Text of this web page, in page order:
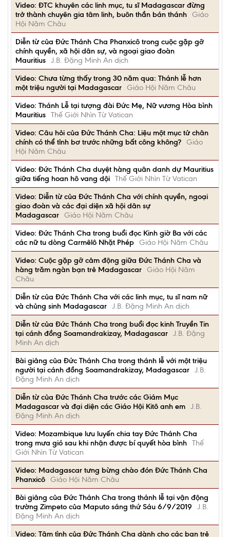
Video: ĐTC khuyên các linh mục, tu sĩ Madagascar đừng
trở thành chuyên gia tâm linh, buôn thần bán thánh Giáo
Hội Năm Châu
Diễn từ của Đức Thánh Cha Phanxicô trong cuộc gặp gỡ
chính quyền, xã hội dân sự, và ngoại giao đoàn
Mauritius J.B. Đặng Minh An dịch
Video: Chưa từng thấy trong 30 năm qua: Thánh lễ hơn
một triệu người tại Madagascar Giáo Hội Năm Châu
Video: Thánh Lễ tại tượng đài Đức Mẹ, Nữ vương Hòa bình
Mauritius Thế Giới Nhìn Từ Vatican
Video: Câu hỏi của Đức Thánh Cha: Liệu một mục tử chân
chính có thể tỉnh bơ trước những bất công không? Giáo
Hội Năm Châu
Video: Đức Thánh Cha duyệt hàng quân danh dự Mauritius
giữa tiếng hoan hô vang dội Thế Giới Nhìn Từ Vatican
Video: Diễn từ của Đức Thánh Cha với chính quyền, ngoại
giao đoàn và các đại diện xã hội dân sự
Madagascar Giáo Hội Năm Châu
Video: Đức Thánh Cha trong buổi đọc Kinh giờ Ba với các
các nữ tu dòng Carmêlô Nhặt Phép Giáo Hội Năm Châu
Video: Cuộc gặp gỡ cảm động giữa Đức Thánh Cha và
hàng trăm ngàn bạn trẻ Madagascar Giáo Hội Năm
Châu
Diễn từ của Đức Thánh Cha với các linh mục, tu sĩ nam nữ
và chủng sinh Madagascar J.B. Đặng Minh An dịch
Diễn từ của Đức Thánh Cha trong buổi đọc kinh Truyền Tin
tại cánh đồng Soamandrakizay, Madagascar J.B. Đặng
Minh An dịch
Bài giảng của Đức Thánh Cha trong thánh lễ với một triệu
người tại cánh đồng Soamandrakizay, Madagascar J.B.
Đặng Minh An dịch
Diễn từ của Đức Thánh Cha trước các Giám Mục
Madagascar và đại diện các Giáo Hội Kitô anh em J.B.
Đặng Minh An dịch
Video: Mozambique lưu luyến chia tay Đức Thánh Cha
trong mưa gió sau khi nhận được bí quyết hòa bình Thế
Giới Nhìn Từ Vatican
Video: Madagascar tưng bừng chào đón Đức Thánh Cha
Phanxicô Giáo Hội Năm Châu
Bài giảng của Đức Thánh Cha trong thánh lễ tại vận động
trường Zimpeto của Maputo sáng thứ Sáu 6/9/2019
J.B.
Đặng Minh An dịch
Video: Tâm tình của Đức Thánh Cha dành cho các bạn trẻ